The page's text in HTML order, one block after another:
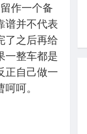
作一个备
谱并不代表
了之后再给
一整车都是
正自己做一
呵。